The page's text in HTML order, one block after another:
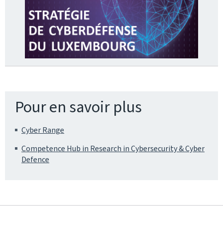
Pour en savoir plus
Cyber Range
Competence Hub in Research in Cybersecurity & Cyber
Defence